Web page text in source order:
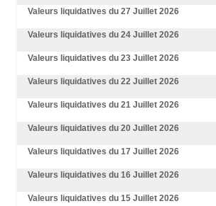
Valeurs liquidatives du 27 Juillet 2026
Valeurs liquidatives du 24 Juillet 2026
Valeurs liquidatives du 23 Juillet 2026
Valeurs liquidatives du 22 Juillet 2026
Valeurs liquidatives du 21 Juillet 2026
Valeurs liquidatives du 20 Juillet 2026
Valeurs liquidatives du 17 Juillet 2026
Valeurs liquidatives du 16 Juillet 2026
Valeurs liquidatives du 15 Juillet 2026